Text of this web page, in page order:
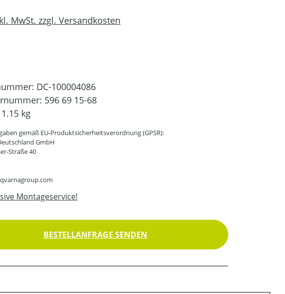
MwSt. zzgl. Versandkosten
DC-100004086
596 69 15-68
1.15 kg
gemäß EU-Produktsicherheitsverordnung (GPSR):
GmbH
Straße 40
Montageservice!
BESTELLANFRAGE SENDEN